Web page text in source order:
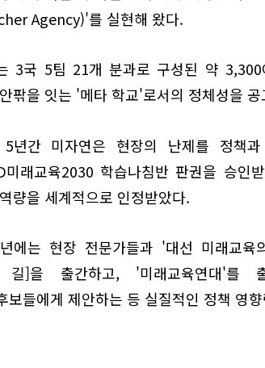
Agency)'를 실현해 왔다.
3국 5팀 21개 분과로 구성된 약
팎을 잇는 '메타 학교'로서의 정체성을
년간 미자연은 현장의 난제를 정책
미래교육2030 학습나침반 판권을 승인
량을 세계적으로 인정받았다.
에는 현장 전문가들과 '대선 미래교육
길]을 출간하고, '미래교육연대'를
보들에게 제안하는 등 실질적인 정책 영